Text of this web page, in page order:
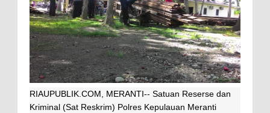
RIAUPUBLIK.COM, MERANTI-- Satuan Reserse dan
Kriminal (Sat Reskrim) Polres Kepulauan Meranti